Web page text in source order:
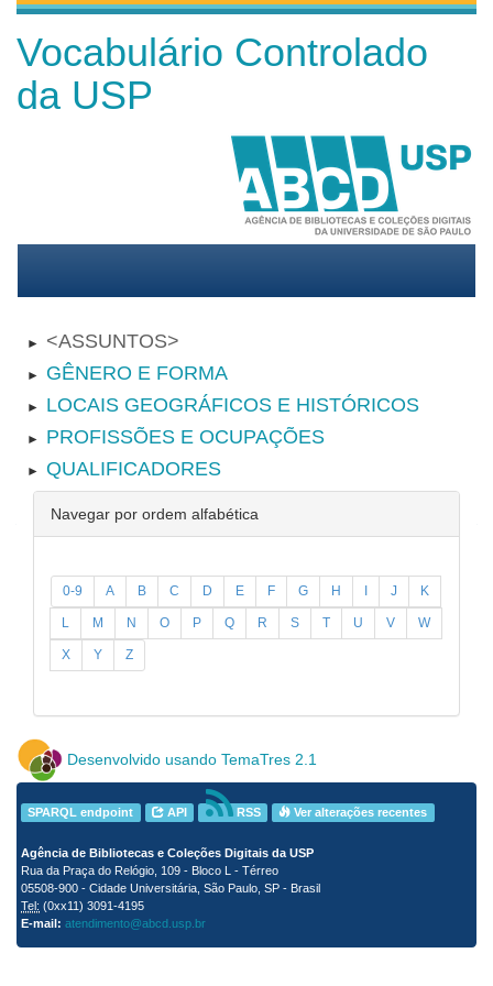
Vocabulário Controlado
da USP
► ASSUNTOS
► GÊNERO E FORMA
► LOCAIS GEOGRÁFICOS E HISTÓRICOS
► PROFISSÕES E OCUPAÇÕES
► QUALIFICADORES
Navegar por ordem alfabética
0-9 A B C D E F G H I J K
L M N O P Q R S T U V W
X Y Z
Desenvolvido usando TemaTres 2.1
SPARQL endpoint API RSS Ver alterações recentes
Agência de Bibliotecas e Coleções Digitais da USP
Rua da Praça do Relógio, 109 - Bloco L - Térreo
05508-900 - Cidade Universitária, São Paulo, SP - Brasil
Tel: (0xx11) 3091-4195
E-mail: atendimento@abcd.usp.br